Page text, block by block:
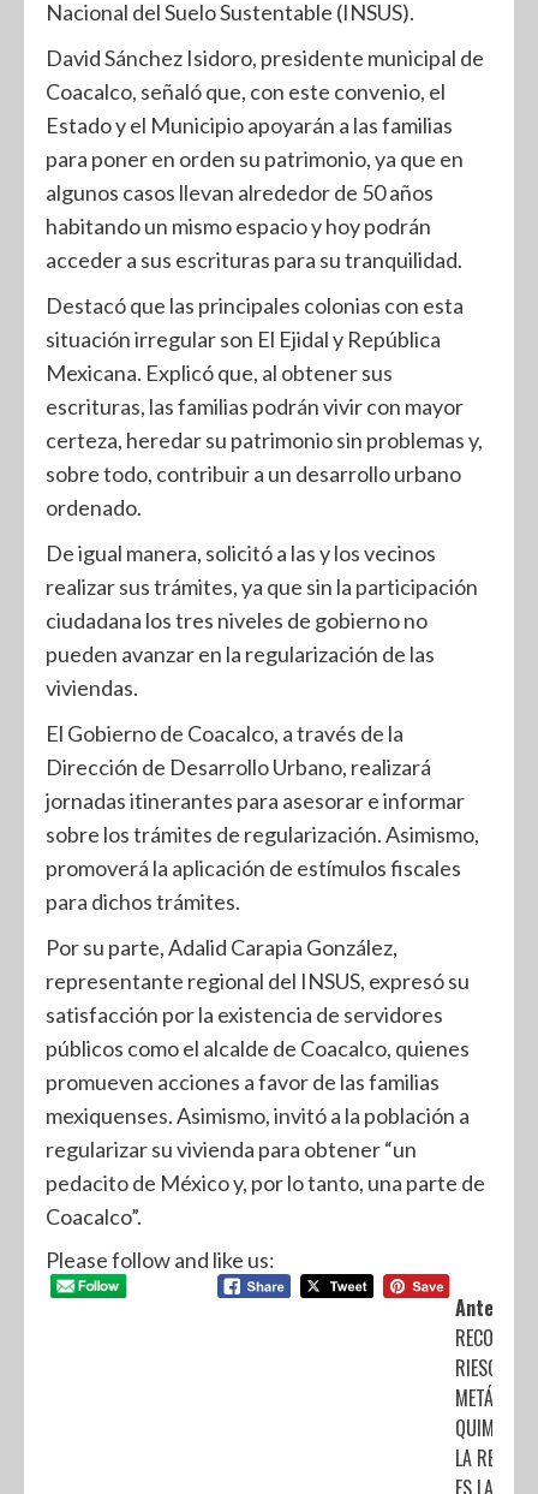
Nacional del Suelo Sustentable (INSUS).
David Sánchez Isidoro, presidente municipal de
Coacalco, señaló que, con este convenio, el
Estado y el Municipio apoyarán a las familias
para poner en orden su patrimonio, ya que en
algunos casos llevan alrededor de 50 años
habitando un mismo espacio y hoy podrán
acceder a sus escrituras para su tranquilidad.
Destacó que las principales colonias con esta
situación irregular son El Ejidal y República
Mexicana. Explicó que, al obtener sus
escrituras, las familias podrán vivir con mayor
certeza, heredar su patrimonio sin problemas y,
sobre todo, contribuir a un desarrollo urbano
ordenado.
De igual manera, solicitó a las y los vecinos
realizar sus trámites, ya que sin la participación
ciudadana los tres niveles de gobierno no
pueden avanzar en la regularización de las
viviendas.
El Gobierno de Coacalco, a través de la
Dirección de Desarrollo Urbano, realizará
jornadas itinerantes para asesorar e informar
sobre los trámites de regularización. Asimismo,
promoverá la aplicación de estímulos fiscales
para dichos trámites.
Por su parte, Adalid Carapia González,
representante regional del INSUS, expresó su
satisfacción por la existencia de servidores
públicos como el alcalde de Coacalco, quienes
promueven acciones a favor de las familias
mexiquenses. Asimismo, invitó a la población a
regularizar su vivienda para obtener “un
pedacito de México y, por lo tanto, una parte de
Coacalco”.
Please follow and like us:
Anterior:
RIESGOS
LA
ES LA